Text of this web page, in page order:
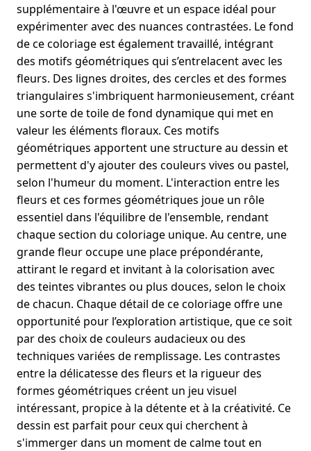
supplémentaire à l'œuvre et un espace idéal pour
expérimenter avec des nuances contrastées. Le fond
de ce coloriage est également travaillé, intégrant
des motifs géométriques qui s’entrelacent avec les
fleurs. Des lignes droites, des cercles et des formes
triangulaires s'imbriquent harmonieusement, créant
une sorte de toile de fond dynamique qui met en
valeur les éléments floraux. Ces motifs
géométriques apportent une structure au dessin et
permettent d'y ajouter des couleurs vives ou pastel,
selon l'humeur du moment. L'interaction entre les
fleurs et ces formes géométriques joue un rôle
essentiel dans l'équilibre de l'ensemble, rendant
chaque section du coloriage unique. Au centre, une
grande fleur occupe une place prépondérante,
attirant le regard et invitant à la colorisation avec
des teintes vibrantes ou plus douces, selon le choix
de chacun. Chaque détail de ce coloriage offre une
opportunité pour l’exploration artistique, que ce soit
par des choix de couleurs audacieux ou des
techniques variées de remplissage. Les contrastes
entre la délicatesse des fleurs et la rigueur des
formes géométriques créent un jeu visuel
intéressant, propice à la détente et à la créativité. Ce
dessin est parfait pour ceux qui cherchent à
s'immerger dans un moment de calme tout en